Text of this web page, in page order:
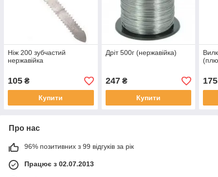
Ніж 200 зубчастий
нержавійка
105 ₴
Купити
Дріт 500г (нержавійка)
247₴
Купити
175
Про нас
96% позитивних з 99 відгуків за рік
Працює з 02.07.2013